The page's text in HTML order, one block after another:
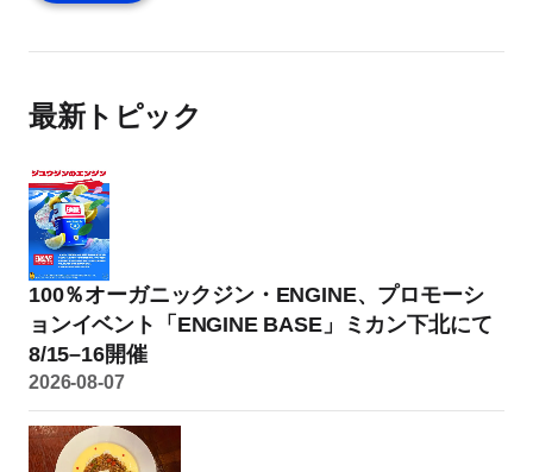
最新トピック
100％オーガニックジン・ENGINE、プロモーシ
ョンイベント「ENGINE BASE」ミカン下北にて
8/15–16開催
2026-08-07